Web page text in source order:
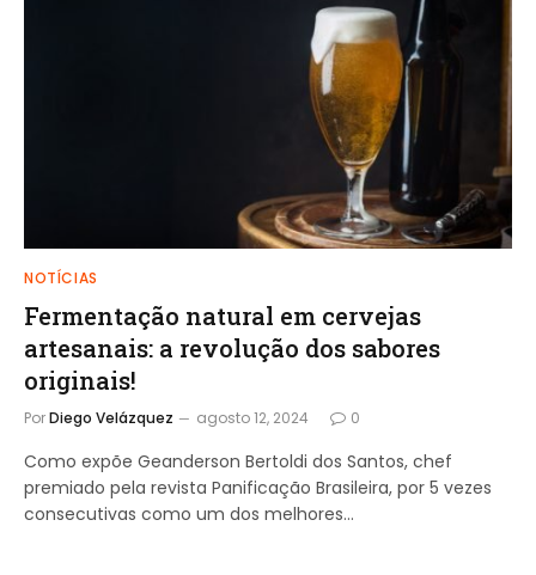
NOTÍCIAS
Fermentação natural em cervejas
artesanais: a revolução dos sabores
originais!
PorDiego Velázquez agosto 12, 2024 0
Como expõe Geanderson Bertoldi dos Santos, chef
premiado pela revista Panificação Brasileira, por 5 vezes
consecutivas como um dos melhores…